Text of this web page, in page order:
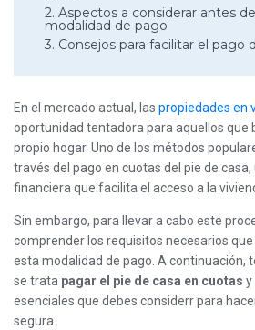
2. Aspectos a considerar antes
modalidad de pago
3. Consejos para facilitar el pago
En el mercado actual, las propiedades en
oportunidad tentadora para aquellos que
propio hogar. Uno de los métodos
través del pago en cuotas del pie de
financiera que facilita el acceso a la
Sin embargo, para llevar a cabo este
comprender los requisitos necesarios
esta modalidad de pago. A continuación,
se trata pagar el pie de casa en cuotas y
esenciales que debes considerr para
segura.